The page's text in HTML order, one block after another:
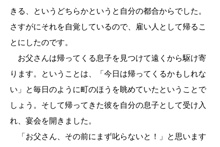
きる、というどちらかというと自分の都合からでした。
さすがにそれを自覚しているので、雇い人として帰るこ
とにしたのです。
お父さんは帰ってくる息子を見つけて遠くから駆け寄
ります。ということは、「今日は帰ってくるかもしれな
い」と毎日のように町のほうを眺めていたということで
しょう。そして帰ってきた彼を自分の息子として受け入
れ、宴会を開きました。
「お父さん、その前にまず叱らないと！」と思います